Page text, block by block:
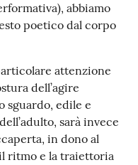
abbiamo
poetico dal corpo
attenzione
dell’agire
sguardo, edile e
sarà invece
in dono al
ritmo e la traiettoria